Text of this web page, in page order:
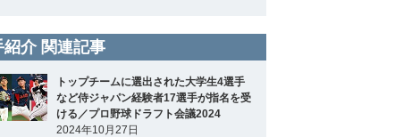
紹介 関連記事
トップチームに選出された大学生4選手
など侍ジャパン経験者17選手が指名を受
ける／プロ野球ドラフト会議2024
2024年10月27日